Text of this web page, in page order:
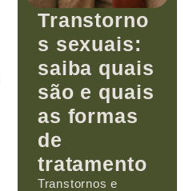
Transtorno
s sexuais:
saiba quais
são e quais
as formas
de
tratamento
Transtornos e